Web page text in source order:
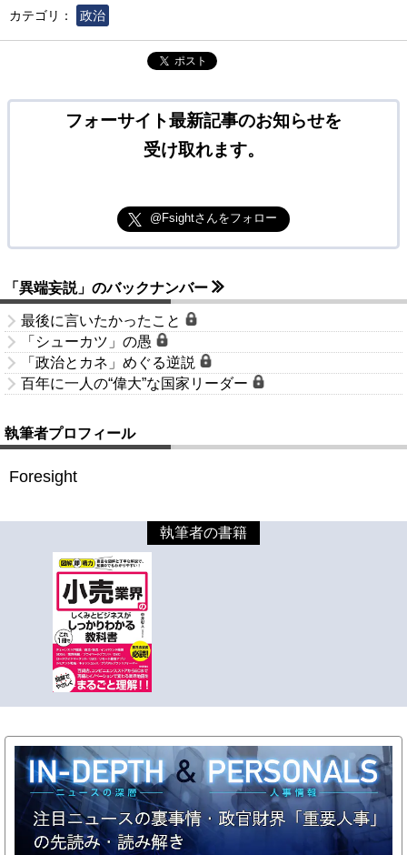
カテゴリ：
政治
ポスト
フォーサイト最新記事のお知らせを
受け取れます。
@Fsightさんをフォロー
「異端妄説」のバックナンバー
最後に言いたかったこと
「シューカツ」の愚
「政治とカネ」めぐる逆説
百年に一人の“偉大”な国家リーダー
執筆者プロフィール
Foresight
執筆者の書籍